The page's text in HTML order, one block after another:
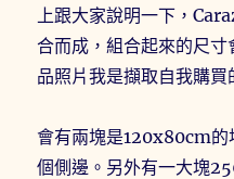
上跟大家說明一下，
合而成，組合起來的尺
品照片我是擷取自我購
會有兩塊是120x80cm的
個側邊。另外有一大塊